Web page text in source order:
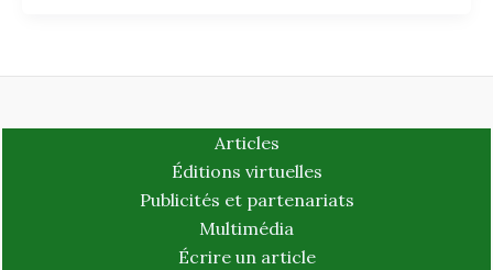
Articles
Éditions virtuelles
Publicités et partenariats
Multimédia
Écrire un article